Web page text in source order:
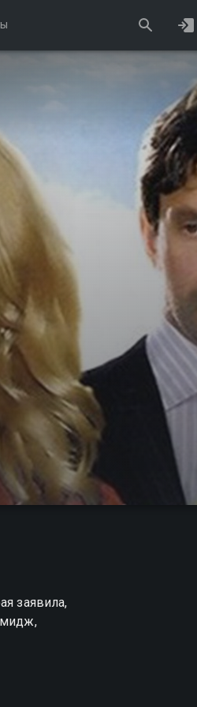
заявила,